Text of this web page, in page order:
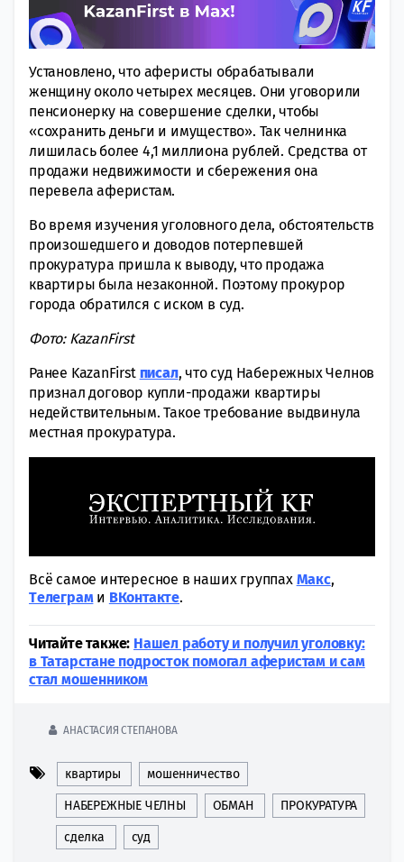
Установлено, что аферисты обрабатывали
женщину около четырех месяцев. Они уговорили
пенсионерку на совершение сделки, чтобы
«сохранить деньги и имущество». Так челнинка
лишилась более 4,1 миллиона рублей. Средства от
продажи недвижимости и сбережения она
перевела аферистам.
Во время изучения уголовного дела, обстоятельств
произошедшего и доводов потерпевшей
прокуратура пришла к выводу, что продажа
квартиры была незаконной. Поэтому прокурор
города обратился с иском в суд.
Фото: KazanFirst
Ранее KazanFirst писал, что суд Набережных Челнов
признал договор купли-продажи квартиры
недействительным. Такое требование выдвинула
местная прокуратура.
Всё самое интересное в наших группах Макс,
Tелеграми ВКонтакте.
Читайте также: Нашел работу и получил уголовку:
в Татарстане подросток помогал аферистам и сам
стал мошенником
АНАСТАСИЯ СТЕПАНОВА
квартиры мошенничество
НАБЕРЕЖНЫЕ ЧЕЛНЫ ОБМАН ПРОКУРАТУРА
сделка суд